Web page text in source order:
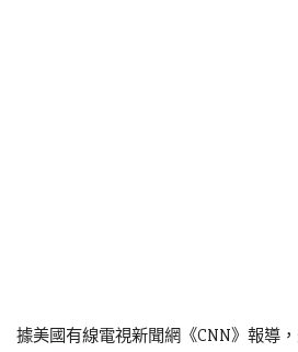
據美國有線電視新聞網《CNN》報導